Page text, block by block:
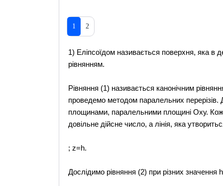
1 2
1) Еліпсоїдом називається поверхня, яка в
рівнянням.
Рівняння (1) називається канонічним
проведемо методом паралельних перерізів.
площинами, паралельними площині Оху.
довільне дійсне число, а лінія, яка
; z=h.
Дослідимо рівняння (2) при різних значення